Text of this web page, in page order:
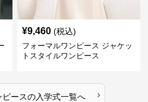
¥9,460 (税込)
フォーマルワンピース ジャケッ
トスタイルワンピース
ースの入学式一覧へ ›